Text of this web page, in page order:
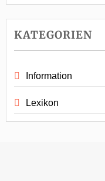
KATEGORIEN
Information
Lexikon